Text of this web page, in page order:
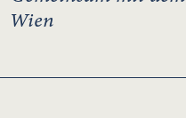
Wien